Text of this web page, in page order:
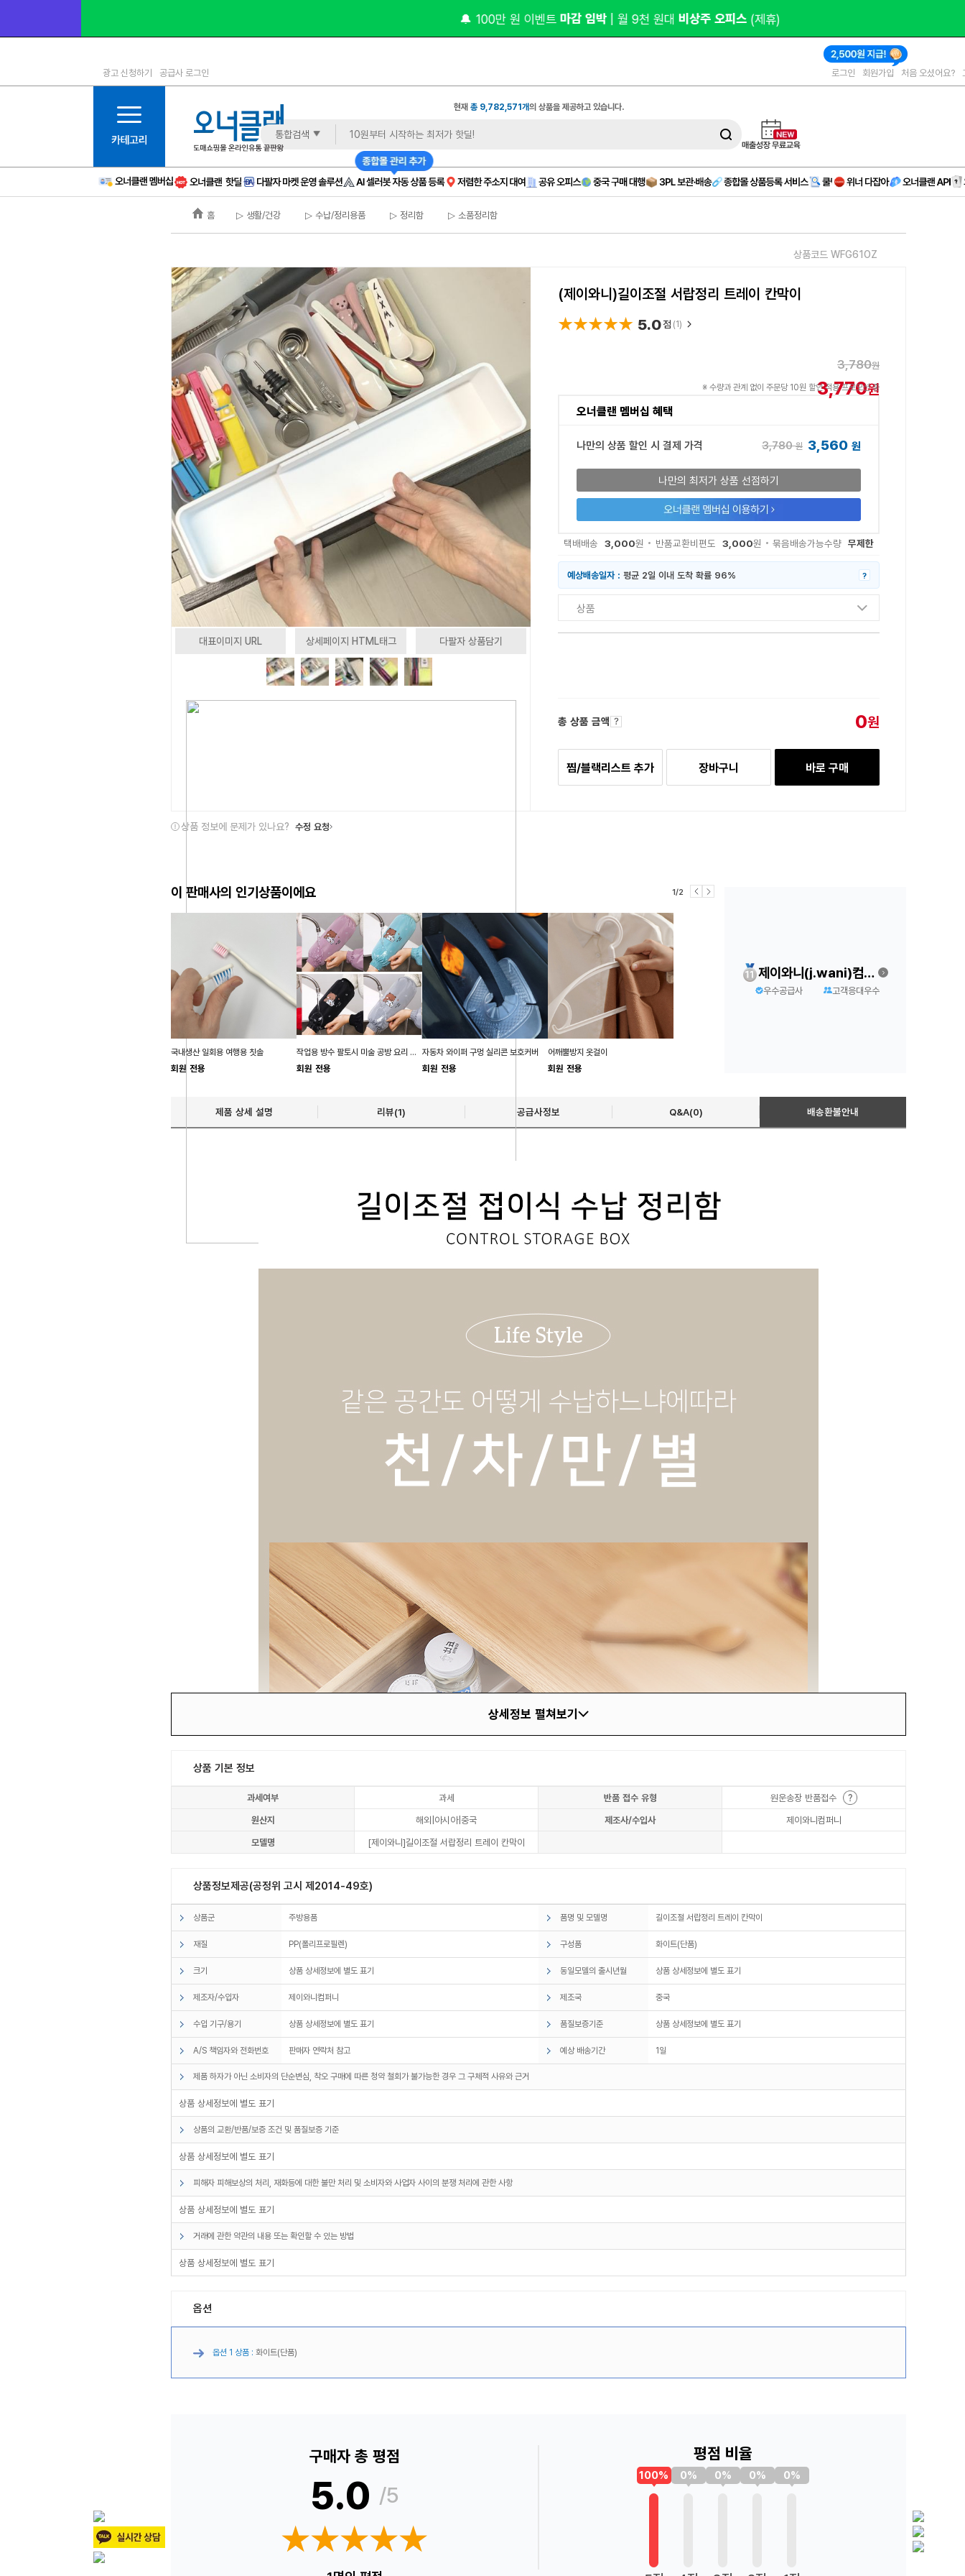
1등급
6등급
11등급
12등급
15등급
16등급
🔔 100만 원 이벤트 마감 임박 | 월 9천 원대 비상주 오피스 (제휴)
광고 신청하기 공급사 로그인 로그인 회원가입 처음 오셨어요?
현재총 9,782,571개의 상품을 제공하고 있습니다.
통합검색
홈 ▷ 생활/건강 ▷ 수납/정리용품 ▷ 정리함 ▷ 소품정리함
상품코드 WFG61OZ
대표이미지 URL 상세페이지 HTML태그 다팔자 상품담기
(제이와니)길이조절 서랍정리 트레이 칸막이
★★★★★
★★★★★ 5.0점 (1)
3,780원
3,770원
※ 수량과 관계 없이 주문당 10원 할인 적용 프로모션 중
오너클랜 멤버십 혜택
나만의 상품 할인 시 결제 가격 3,780원 3,560 원
나만의 최저가 상품 선점하기
택배배송 3,000원 반품교환비편도 3,000원 묶음배송가능수량 무제한
예상배송일자 : 평균 2일 이내 도착 확률 96% ?
상품
총 상품 금액 0원
찜/블랙리스트 추가 장바구니 바로 구매
상품 정보에 문제가 있나요? 수정 요청
이 판매사의 인기상품이에요 1/2
국내생산 일회용 여행용 칫솔
회원 전용
작업용 방수 팔토시 미술 공방 요리 학원 팔토시
회원 전용
자동차 와이퍼 구멍 실리콘 보호커버
회원 전용
어깨뿔방지 옷걸이
회원 전용
제이와니(j.wani)컴퍼니
우수공급사 고객응대우수
제품 상세 설명 리뷰(1) 공급사정보 Q&A(0) 배송환불안내
상세정보 펼쳐보기
상품 기본 정보
과세여부 과세 반품 접수 유형
원운송장 반품접수
원산지
해외|아시아|중국 제조사/수입사
제이와니컴퍼니
모델명
[제이와니]길이조절 서랍정리 트레이 칸막이
상품정보제공(공정위 고시 제2014-49호)
상품군 주방용품 품명 및 모델명 길이조절 서랍정리 트레이 칸막이
재질 PP(폴리프로필렌) 구성품 화이트(단품)
크기 상품 상세정보에 별도 표기 동일모델의 출시년월 상품 상세정보에 별도 표기
제조자/수입자 제이와니컴퍼니 제조국 중국
수입 기구/용기 상품 상세정보에 별도 표기 품질보증기준 상품 상세정보에 별도 표기
A/S 책임자와 전화번호 판매자 연락처 참고 예상 배송기간 1일
제품 하자가 아닌 소비자의 단순변심, 착오 구매에 따른 청약 철회가 불가능한 경우 그 구체적 사유와 근거
상품 상세정보에 별도 표기
상품의 교환/반품/보증 조건 및 품질보증 기준
상품 상세정보에 별도 표기
피해자 피해보상의 처리, 재화등에 대한 불만 처리 및 소비자와 사업자 사이의 분쟁 처리에 관한 사항
상품 상세정보에 별도 표기
거래에 관한 약관의 내용 또는 확인할 수 있는 방법
상품 상세정보에 별도 표기
옵션
옵션 1 상품 : 화이트(단품)
구매자 총 평점
5.0 /5
★★★★★
★★★★★
평점 비율
100% 0% 0% 0% 0%